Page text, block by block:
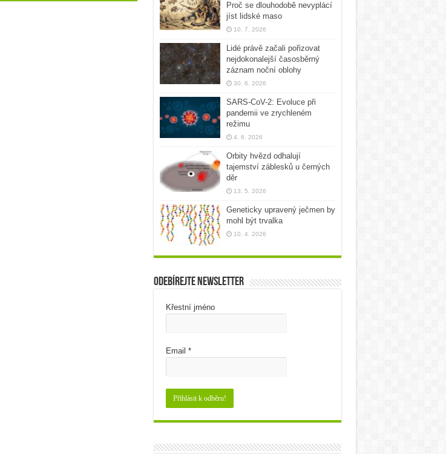
Proč se dlouhodobě nevyplácí
jíst lidské maso
10. 7. 2026
Lidé právě začali pořizovat
nejdokonalejší časosběrný
záznam noční oblohy
30. 6. 2026
SARS-CoV-2: Evoluce při
pandemii ve zrychleném
režimu
4. 6. 2026
Orbity hvězd odhalují
tajemství záblesků u černých
děr
13. 5. 2026
Geneticky upravený ječmen by
mohl být trvalka
10. 4. 2026
Odebírejte newsletter
Křestní jméno
Email *